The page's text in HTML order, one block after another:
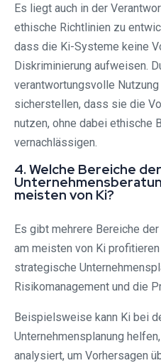
Es liegt auch in der
ethische Richtlinien zu
dass die Ki-Systeme keine
Diskriminierung aufweisen.
verantwortungsvolle
sicherstellen, dass sie die
nutzen, ohne dabei ethische
vernachlässigen.
4. Welche Bereiche der
meisten von Ki?
Es gibt mehrere Bereiche
am meisten von Ki
strategische
Risikomanagement und die
Beispielsweise kann Ki bei
Unternehmensplanung
analysiert, um Vorhersagen